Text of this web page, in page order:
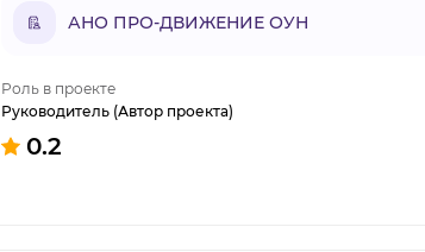
АНО ПРО-ДВИЖЕНИЕ ОУН
Роль в проекте
Руководитель (Автор проекта)
0.2